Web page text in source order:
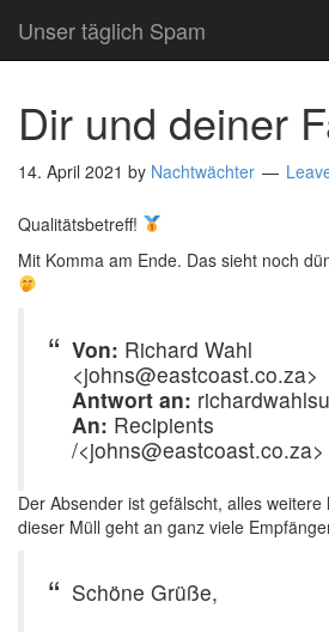
Unser täglich Spam
Dir und deiner
14. April 2021 by Nachtwächter
Qualitätsbetreff!
Mit Komma am Ende. Das sieht noch
Von: Richard Wahl
<johns@eastcoast.co.za>
Antwort an:
An: Recipients
/<johns@eastcoast.co.za>
Der Absender ist gefälscht, alles
dieser Müll geht an ganz viele
Schöne Grüße,